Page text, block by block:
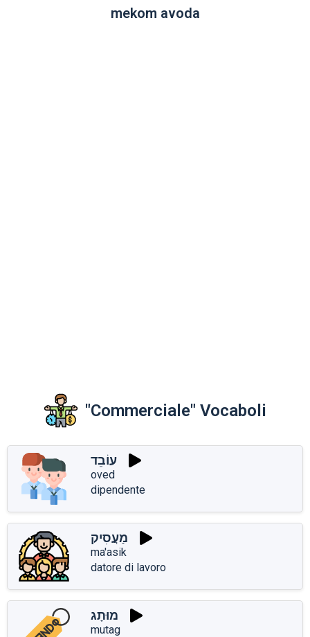
mekom avoda
"Commerciale" Vocaboli
עוֹבֵד
oved
dipendente
מַעֲסִיק
ma'asik
datore di lavoro
מוּתָג
mutag